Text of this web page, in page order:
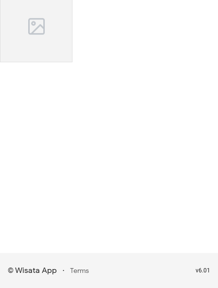
© Wisata App · Terms v6.01